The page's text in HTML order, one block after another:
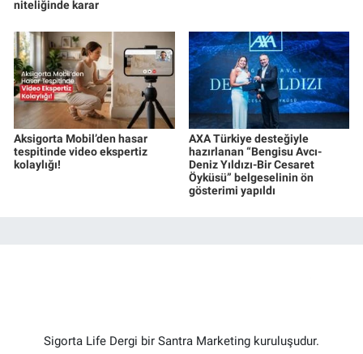
niteliğinde karar
Aksigorta Mobil’den hasar
tespitinde video ekspertiz
kolaylığı!
AXA Türkiye desteğiyle
hazırlanan “Bengisu Avcı-
Deniz Yıldızı-Bir Cesaret
Öyküsü” belgeselinin ön
gösterimi yapıldı
Sigorta Life Dergi bir Santra Marketing kuruluşudur.